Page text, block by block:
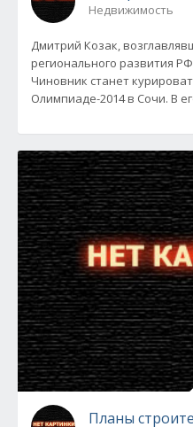
Недвижимость
Дмитрий Козак,
регионального развития
Чиновник станет
Олимпиаде-2014 в Сочи. В
Планы